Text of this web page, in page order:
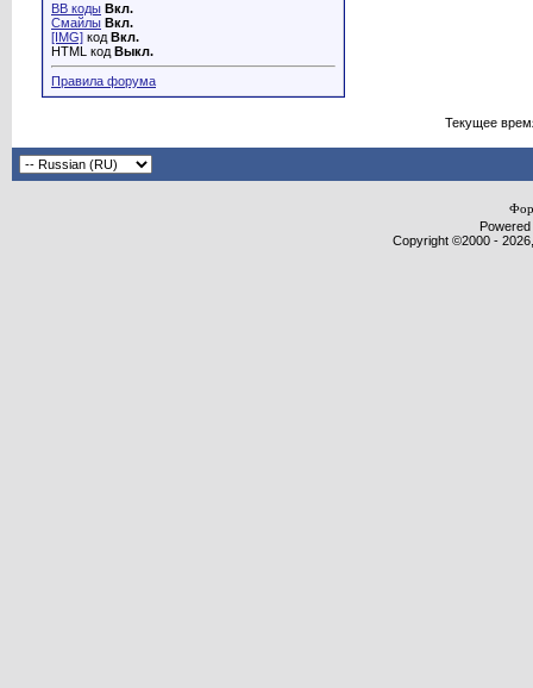
BB коды Вкл.
Смайлы Вкл.
[IMG] код Вкл.
HTML код Выкл.
Правила форума
Текущее
Copyright ©2000 -